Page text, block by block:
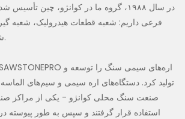
فرعی داریم: شعبه قطعات هیدرولیک، شعبه
شعبه ماشین‌آلات سنگ.
تولید کرد. دستگاه‌های اره سیمی و سیم‌های
صنعت سنگ محلی کوانژو - یکی از مراکز
استفاده قرار گرفتند و سپس به طور پیوسته